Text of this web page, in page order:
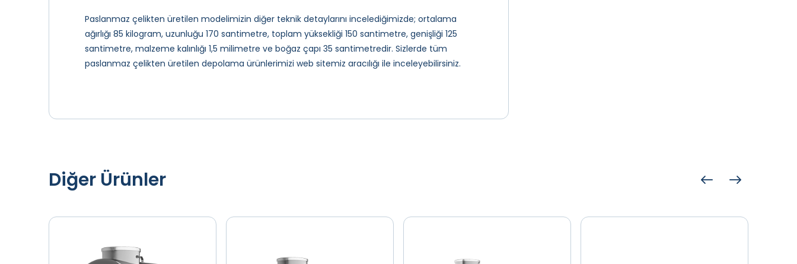
Paslanmaz çelikten üretilen modelimizin diğer teknik detaylarını incelediğimizde; ortalama
ağırlığı 85 kilogram, uzunluğu 170 santimetre, toplam yüksekliği 150 santimetre, genişliği 125
santimetre, malzeme kalınlığı 1,5 milimetre ve boğaz çapı 35 santimetredir. Sizlerde tüm
paslanmaz çelikten üretilen depolama ürünlerimizi web sitemiz aracılığı ile inceleyebilirsiniz.
Diğer Ürünler